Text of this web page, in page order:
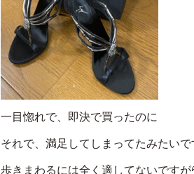
一目惚れで、即決で買ったのに
それで、満足してしまってたみたい
歩きまわるには全く適してないですが